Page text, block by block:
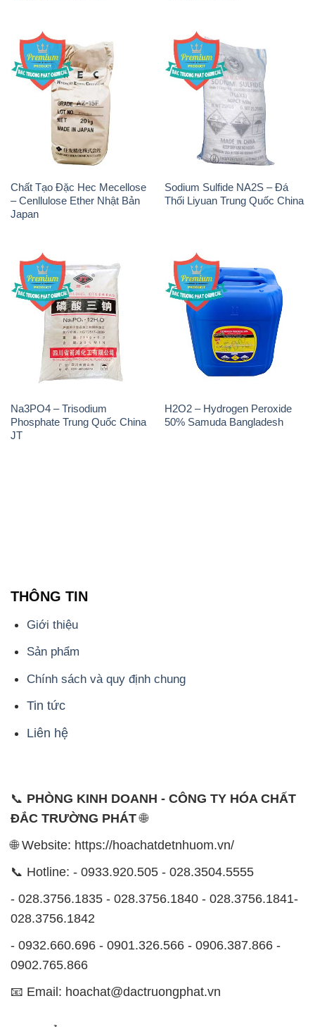
Chất Tạo Đặc Hec Mecellose
– Cenllulose Ether Nhật Bản
Japan
Sodium Sulfide NA2S – Đá
Thối Liyuan Trung Quốc China
Na3PO4 – Trisodium
Phosphate Trung Quốc China
JT
H2O2 – Hydrogen Peroxide
50% Samuda Bangladesh
THÔNG TIN
Giới thiệu
Sản phẩm
Chính sách và quy định chung
Tin tức
Liên hệ
📞 PHÒNG KINH DOANH - CÔNG TY HÓA CHẤT
ĐẮC TRƯỜNG PHÁT🌐
🌐 Website: https://hoachatdetnhuom.vn/
📞 Hotline: - 0933.920.505 - 028.3504.5555
- 028.3756.1835 - 028.3756.1840 - 028.3756.1841-
028.3756.1842
- 0932.660.696 - 0901.326.566 - 0906.387.866 -
0902.765.866
📧 Email: hoachat@dactruongphat.vn